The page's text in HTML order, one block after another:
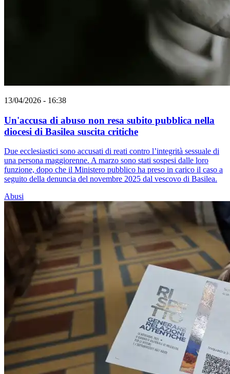
13/04/2026 - 16:38
Un'accusa di abuso non resa subito pubblica nella
diocesi di Basilea suscita critiche
Due ecclesiastici sono accusati di reati contro l’integrità sessuale di
una persona maggiorenne. A marzo sono stati sospesi dalle loro
funzione, dopo che il Ministero pubblico ha preso in carico il caso a
seguito della denuncia del novembre 2025 dal vescovo di Basilea.
Abusi